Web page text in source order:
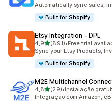
Automatically sync sales,
Built for Shopify
Etsy Integration ‑ DPL
4,9de 5 estrelas
(891)
891 total de avaliações
•Free trial
Sync your Etsy Products,
Built for Shopify
M2E Multichannel
4,8de 5 estrelas
(29)
29 total de avaliações
•Instalação
Integração com Amazon,